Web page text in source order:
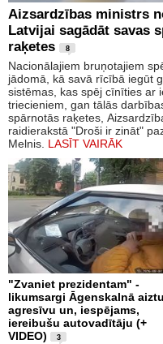
Aizsardzības ministrs
Latvijai sagādāt savas
raķetes
8
Nacionālajiem bruņotajiem
jādomā, kā savā rīcībā iegūt
sistēmas, kas spēj cīnīties ar
triecieniem, gan tālās
spārnotās raķetes,
raidierakstā "Droši ir zināt"
Melnis. LASĪT VAIRĀK
"Zvaniet prezidentam" -
likumsargi Āgenskalnā
agresīvu un, iespējams,
iereibušu autovadītāju (+
VIDEO)
3